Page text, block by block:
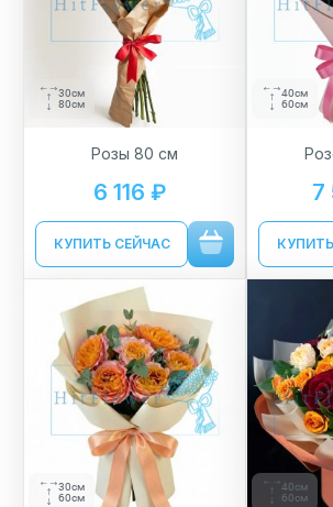
30см
80см
Розы 80 см
6 116 ₽
КУПИТЬ СЕЙЧАС
40см
60см
7
30см
60см
40см
60см